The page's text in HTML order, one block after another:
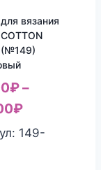
вязания
(№149)
₽–
₽
149-